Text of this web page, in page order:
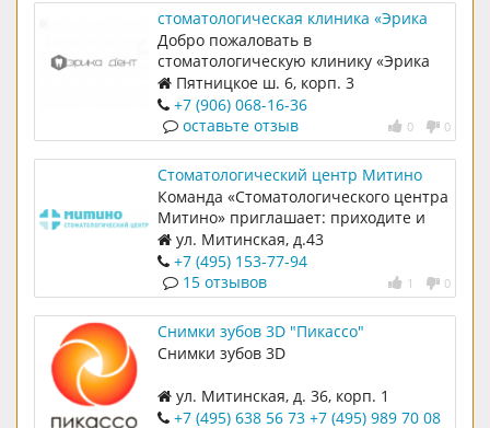
стоматологическая клиника «Эрика
Дент» в Митино
Добро пожаловать в
стоматологическую клинику «Эрика
ДентПятницкое ш. 6, корп. 3
+7 (906) 068-16-36
0 0
оставьте отзыв
Стоматологический центр Митино
Команда «Стоматологического центра
Митино» приглашает: приходите и
убедитесь на собственном опыте в
том, что с нами комфортно!
ул. Митинская, д.43
+7 (495) 153-77-94
1 0
15 отзывов
Снимки зубов 3D "Пикассо"
Снимки зубов 3D
ул. Митинская, д. 36, корп. 1
+7 (495) 638 56 73 +7 (495) 989 70 08